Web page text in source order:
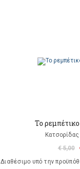
Το
€ 5,00
Διαθέσιμο υπό την